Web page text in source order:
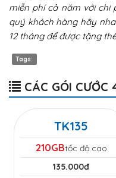
miễn phí cả năm với chi
quý khách hàng hãy
12 tháng để được tặng
Tags:
CÁC GÓI CƯỚC
TK135
210GBtốc độ cao
135.000đ